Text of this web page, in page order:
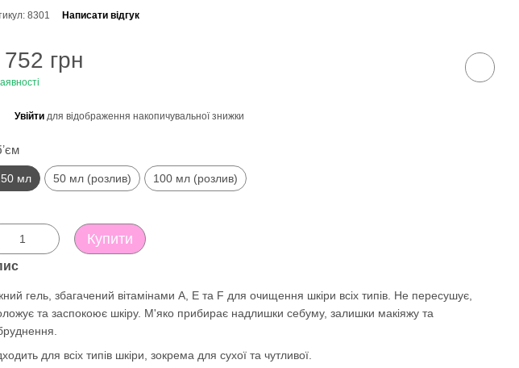
8301 Написати відгук
752 грн
Увійти для відображення накопичувальної знижки
мл 50 мл (розлив) 100 мл (розлив)
Купити
гель, збагачений вітамінами А, Е та F для очищення шкіри всіх типів. Не пересушує,
та заспокоює шкіру. М'яко прибирає надлишки себуму, залишки макіяжу та
для всіх типів шкіри, зокрема для сухої та чутливої.